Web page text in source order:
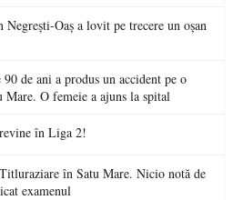
Oaș a lovit pe trecere un oșan
de ani a produs un accident pe o
Mare. O femeie a ajuns la spital
în Liga 2!
în Satu Mare. Nicio notă de
examenul